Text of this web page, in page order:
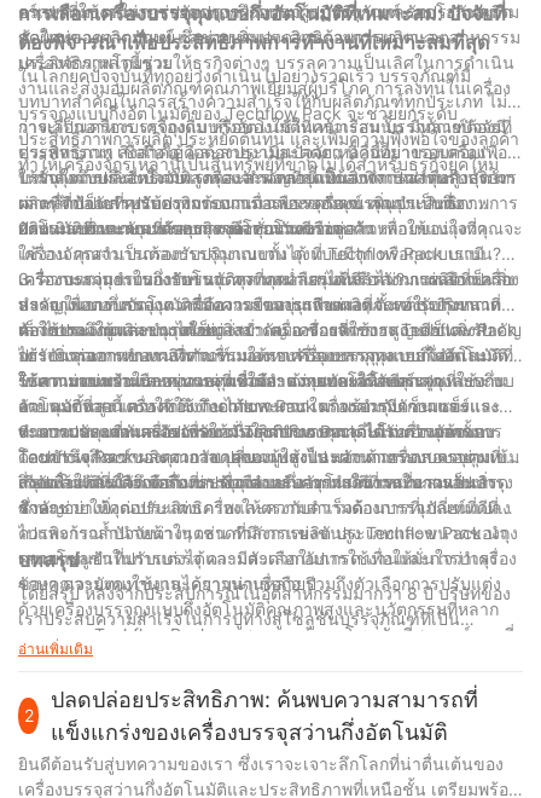
อร์เฟซที่ใช้งานง่ายช่วยลดการฝึกอบรมผู้ปฏิบัติงานและลดโอกาสเกิด
ข้อผิดพลาดจากมนุษย์ ซึ่งช่วยเพิ่มประสิทธิภาพการผลิตและ
ประสิทธิภาพโดยรวม
ความสามารถในการปรับปรุงกระบวนการบรรจุภัณฑ์ รับประกันความ
สดใหม่ของผลิตภัณฑ์ และตอบสนองความต้องการเฉพาะอุตสาหกรรม
เครื่องจักรเหล่านี้ช่วยให้ธุรกิจต่างๆ บรรลุความเป็นเลิศในการดำเนิน
งานและส่งมอบผลิตภัณฑ์คุณภาพเยี่ยมสู่ผู้บริโภค การลงทุนในเครื่อง
บรรจุถุงแบบกึ่งอัตโนมัติของ Techflow Pack จะช่วยยกระดับ
ประสิทธิภาพการผลิต ประหยัดต้นทุน และเพิ่มความพึงพอใจของลูกค้า
ทำให้เครื่องจักรเหล่านี้เป็นสินทรัพย์ที่ขาดไม่ได้สำหรับธุรกิจยุคใหม่
การเลือกเครื่องบรรจุถุงแบบกึ่งอัตโนมัติที่เหมาะสม: ปัจจัยที่
ต้องพิจารณาเพื่อประสิทธิภาพการทำงานที่เหมาะสมที่สุด
ในโลกยุคปัจจุบันที่ทุกอย่างดำเนินไปอย่างรวดเร็ว บรรจุภัณฑ์มี
บทบาทสำคัญในการสร้างความสำเร็จให้กับผลิตภัณฑ์ทุกประเภท ไม่
ว่าจะเป็นอาหาร เครื่องดื่ม หรือของใช้ในครัวเรือน บรรจุภัณฑ์ต้องมี
ประสิทธิภาพ เชื่อถือได้ และสวยงามสะดุดตา นี่คือที่มาของเครื่อง
บรรจุถุงแบบกึ่งอัตโนมัติ เครื่องจักรเหล่านี้เป็นสิ่งจำเป็นสำหรับบริษัท
ต่างๆ ที่ต้องการปรับปรุงกระบวนการบรรจุภัณฑ์ เพิ่มประสิทธิภาพการ
ผลิต และยกระดับประสบการณ์โดยรวมของลูกค้า
การเลือกเครื่องบรรจุถุงแบบกึ่งอัตโนมัติที่เหมาะสมนั้น มีหลายปัจจัยที่
ควรพิจารณา สิ่งสำคัญคือต้องประเมินปัจจัยเหล่านี้อย่างรอบคอบเพื่อ
ให้มั่นใจถึงประสิทธิภาพสูงสุดและผลตอบแทนจากการลงทุนสูงสุด มา
เจาะลึกปัจจัยที่คุณต้องพิจารณาเมื่อเลือกเครื่องบรรจุถุงแบบกึ่ง
อัตโนมัติที่เหมาะสมกับธุรกิจของคุณกันดีกว่า
1. กำลังการผลิต: ปัจจัยแรกและสำคัญที่สุดที่ต้องพิจารณาคือกำลังการ
ผลิตที่จำเป็นสำหรับความต้องการเฉพาะของคุณ คุณจำเป็นต้อง
ประเมินปริมาณถุงที่ต้องบรรจุต่อชั่วโมงหรือต่อวัน เพื่อให้แน่ใจว่า
เครื่องจักรสามารถรองรับปริมาณงานได้ ที่ Techflow Pack เรามี
เครื่องบรรจุถุงแบบกึ่งอัตโนมัติหลากหลายรุ่นที่มีกำลังการผลิตที่หลาก
หลาย เพื่อตอบสนองความต้องการของธุรกิจต่างๆ ตั้งแต่ธุรกิจขนาด
เล็กไปจนถึงผู้ผลิตขนาดใหญ่
2. ประเภทและขนาดของถุง: พิจารณาความหลากหลายของถุงที่คุณจะ
ใช้งาน คุณจำเป็นต้องบรรจุถุงแบบตั้ง ถุงแบบมีจุก หรือถุงแบบแบน?
เครื่องจะสามารถรองรับขนาดถุงที่คุณเลือกได้หรือไม่? การเลือกเครื่อง
บรรจุถุงแบบกึ่งอัตโนมัติที่มีความยืดหยุ่นเพียงพอที่จะรองรับถุงหลาก
หลายประเภทและขนาดเป็นสิ่งสำคัญ เครื่องจักรของ Techflow Pack
ได้รับการออกแบบทางวิศวกรรมให้รองรับถุงหลากหลายสไตล์และ
ขนาด มอบความยืดหยุ่นและความสะดวกสบายให้กับคุณ
3. ความแม่นยำในการบรรจุ: ความสม่ำเสมอและความแม่นยำเป็นสิ่ง
สำคัญในการบรรจุถุง เครื่องควรสามารถจ่ายผลิตภัณฑ์ในปริมาณที่
ต้องการลงในแต่ละถุงได้อย่างสม่ำเสมอ ช่วยลดการสูญเสียและรับ
ประกันคุณภาพของผลิตภัณฑ์ มองหาเครื่องบรรจุถุงแบบกึ่งอัตโนมัติที่
ให้ความแม่นยำในการบรรจุที่แม่นยำ ด้วยเทคโนโลยีล่าสุดและระบบ
ควบคุมขั้นสูง เครื่องของ Techflow Pack มาพร้อมกับเซ็นเซอร์และ
ระบบควบคุมที่ทันสมัย ​​เพื่อให้มั่นใจว่าการบรรจุจะแม่นยำทุกครั้ง
4. ใช้งานง่ายและบำรุงรักษาง่าย: เครื่องจักรที่ใช้งานง่ายเป็นสิ่งสำคัญ
อย่างยิ่งต่อการทำงานที่ราบรื่น มองหาเครื่องบรรจุถุงแบบกึ่งอัตโนมัติที่
ใช้งานง่าย พร้อมระบบควบคุมที่ใช้งานง่ายและอินเทอร์เฟซที่ใช้งาน
ง่าย นอกจากนี้ ควรคำนึงถึงความสะดวกในการบำรุงรักษาและ
ทำความสะอาด เครื่องจักรของ Techflow Pack ได้รับการออกแบบ
โดยคำนึงถึงความสะดวกสบายของผู้ใช้เป็นหลัก ด้วยระบบควบคุมที่
เรียบง่ายและการเข้าถึงที่สะดวกสำหรับการทำความสะอาดและบำรุง
รักษา
5. ความทนทานและความน่าเชื่อถือ: ลงทุนกับเครื่องบรรจุถุงแบบกึ่ง
อัตโนมัติที่ออกแบบให้ใช้งานได้ยาวนาน เครื่องควรมีความแข็งแรง
ทนทาน และสามารถรองรับการผลิตปริมาณมากได้ เครื่องจักรของ
Techflow Pack ผลิตจากวัสดุคุณภาพสูงและผ่านการทดสอบอย่างเข้ม
งวดเพื่อให้มั่นใจถึงความน่าเชื่อถือและอายุการใช้งานที่ยาวนาน
6. การปรับแต่งและอัปเกรด: เมื่อธุรกิจของคุณเติบโต ความต้องการ
ด้านบรรจุภัณฑ์ของคุณอาจเปลี่ยนแปลงไป มองหาเครื่องบรรจุถุงแบบ
กึ่งอัตโนมัติที่มีตัวเลือกการปรับแต่งและความสามารถในการอัปเกรด
ซึ่งจะช่วยให้คุณปรับแต่งเครื่องให้ตรงกับความต้องการที่เปลี่ยนแปลง
ไปและก้าวล้ำนำหน้าในตลาดที่มีการแข่งขันสูง Techflow Pack นำ
เสนอโซลูชันที่ปรับแต่งได้และมีตัวเลือกอัปเกรด เพื่อให้มั่นใจว่าเครื่อง
ของคุณจะยังคงใช้งานได้ยาวนานหลายปี
สรุปแล้ว การเลือกเครื่องบรรจุถุงแบบกึ่งอัตโนมัติที่เหมาะสมเป็นสิ่ง
สำคัญอย่างยิ่งต่อประสิทธิภาพและความสำเร็จด้านบรรจุภัณฑ์ที่ดีที่สุด
ควรพิจารณาปัจจัยต่างๆ เช่น กำลังการผลิต ประเภทและขนาดของถุง
ความแม่นยำในการบรรจุ ความสะดวกในการใช้งานและการบำรุง
รักษา ความทนทานและความน่าเชื่อถือ รวมถึงตัวเลือกการปรับแต่ง
ด้วยเครื่องบรรจุถุงแบบกึ่งอัตโนมัติคุณภาพสูงและนวัตกรรมที่หลาก
หลายของ Techflow Pack คุณสามารถค้นหาโซลูชันที่สมบูรณ์แบบที่
ตรงกับความต้องการเฉพาะของคุณ ช่วยเพิ่มประสิทธิภาพกระบวนการ
บรรจุภัณฑ์และเพิ่มประสิทธิภาพการผลิต ไว้วางใจ Techflow Pack
ในการนำเสนอโซลูชันบรรจุภัณฑ์ชั้นนำของอุตสาหกรรมที่ปรับแต่ง
ตามความต้องการของคุณ
บทสรุป
โดยสรุป หลังจากประสบการณ์ในอุตสาหกรรมมากว่า 8 ปี บริษัทของ
เราประสบความสำเร็จในการปูทางสู่โซลูชันบรรจุภัณฑ์ที่เป็น
นวัตกรรมใหม่ ด้วยการเปิดตัวเครื่องบรรจุถุงแบบกึ่งอัตโนมัติ
ประสิทธิภาพ ความแม่นยำ และความหลากหลายที่เพิ่มขึ้น ด้วยการ
ขจัดแรงงานคนและปรับปรุงกระบวนการบรรจุภัณฑ์ให้มีประสิทธิภาพ
ธุรกิจสามารถประหยัดเวลาและทรัพยากร พร้อมกับเพิ่มผลผลิตสูงสุด
เครื่องบรรจุถุงแบบกึ่งอัตโนมัตินี้เหมาะสำหรับหลากหลายอุตสาหกรรม
อ่านเพิ่มเติม
2
ปลดปล่อยประสิทธิภาพ: ค้นพบความสามารถที่
แข็งแกร่งของเครื่องบรรจุสว่านกึ่งอัตโนมัติ
ยินดีต้อนรับสู่บทความของเรา ซึ่งเราจะเจาะลึกโลกที่น่าตื่นเต้นของ
เครื่องบรรจุสว่านกึ่งอัตโนมัติและประสิทธิภาพที่เหนือชั้น เตรียมพร้อม